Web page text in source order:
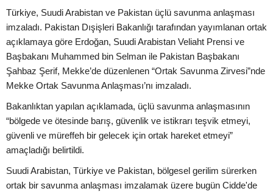
Türkiye, Suudi Arabistan ve Pakistan üçlü savunma anlaşması
imzaladı. Pakistan Dışişleri Bakanlığı tarafından yayımlanan ortak
açıklamaya göre Erdoğan, Suudi Arabistan Veliaht Prensi ve
Başbakanı Muhammed bin Selman ile Pakistan Başbakanı
Şahbaz Şerif, Mekke’de düzenlenen “Ortak Savunma Zirvesi”nde
Mekke Ortak Savunma Anlaşması’nı imzaladı.
Bakanlıktan yapılan açıklamada, üçlü savunma anlaşmasının
“bölgede ve ötesinde barış, güvenlik ve istikrarı teşvik etmeyi,
güvenli ve müreffeh bir gelecek için ortak hareket etmeyi”
amaçladığı belirtildi.
Suudi Arabistan, Türkiye ve Pakistan, bölgesel gerilim sürerken
ortak bir savunma anlaşması imzalamak üzere bugün Cidde'de